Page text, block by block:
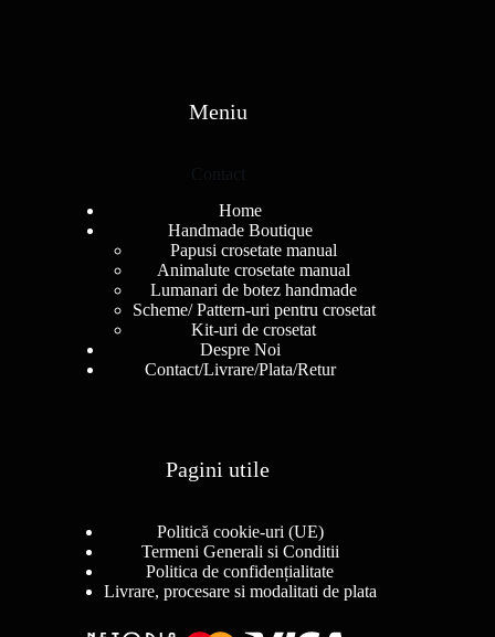
Meniu
Home
Handmade Boutique
Papusi crosetate manual
Animalute crosetate manual
Lumanari de botez handmade
Scheme/ Pattern-uri pentru crosetat
Kit-uri de crosetat
Despre Noi
Contact/Livrare/Plata/Retur
Pagini utile
Politică cookie-uri (UE)
Termeni Generali si Conditii
Politica de confidențialitate
Livrare, procesare si modalitati de plata